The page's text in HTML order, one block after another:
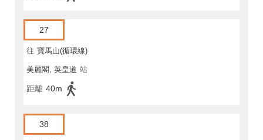
27
往 寶馬山(循環線)
美麗閣, 英皇道 站
距離 40m
38